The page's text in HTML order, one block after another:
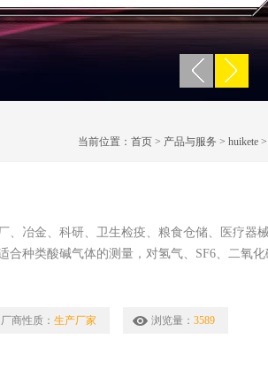
当前位置： 首页 > 产品与服务 > huikete >
、冶金、科研、卫生检疫、粮食仓储、医疗器
种类酸碱气体的测量，对氢气、SF6、二氧化
厂商性质：生产厂家 浏览量：3589